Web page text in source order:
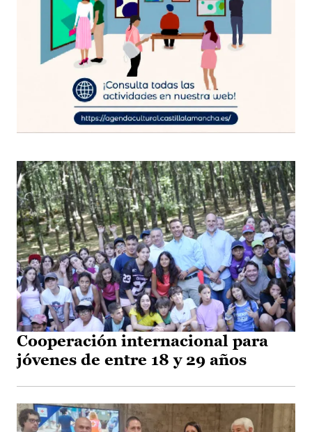
Cooperación internacional para
jóvenes de entre 18 y 29 años